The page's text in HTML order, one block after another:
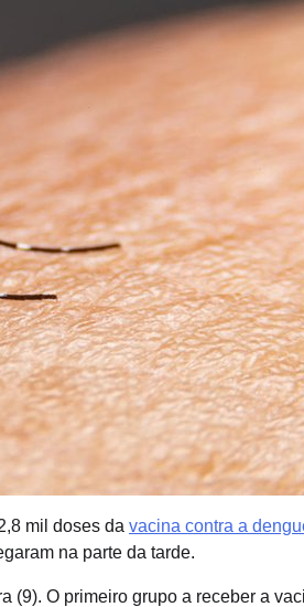
mil doses da vacina contra a
na parte da tarde.
(9). O primeiro grupo a receber a